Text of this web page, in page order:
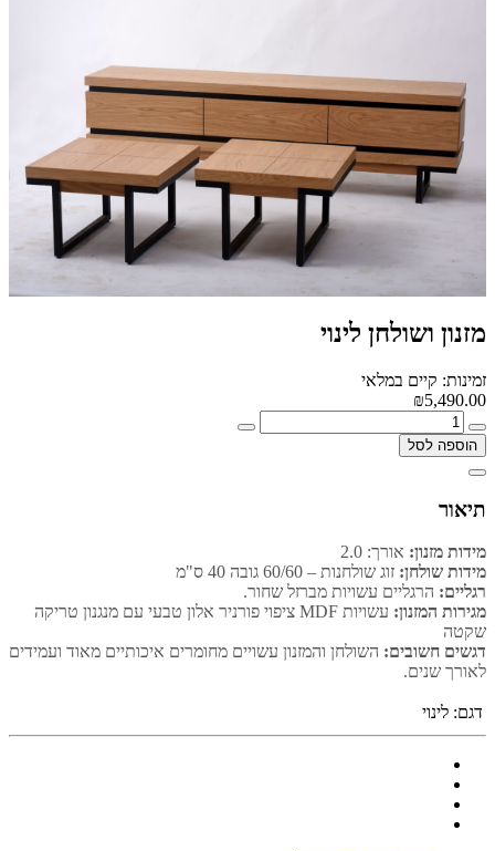
מזנון ושולחן לינוי
זמינות: קיים במלאי
₪5,490.00
הוספה לסל
תיאור
מידות מזנון: אורך: 2.0
מידות שולחן: זוג שולחנות – 60/60 גובה 40 ס"מ
רגליים: הרגליים עשויות מברזל שחור.
מגירות המזנון:
עשויות MDF ציפוי פורניר אלון טבעי עם מנגנון טריקה
שקטה
דגשים חשובים: השולחן והמזנון עשויים מחומרים איכותיים מאוד ועמידים
לאורך שנים.
דגם: לינוי